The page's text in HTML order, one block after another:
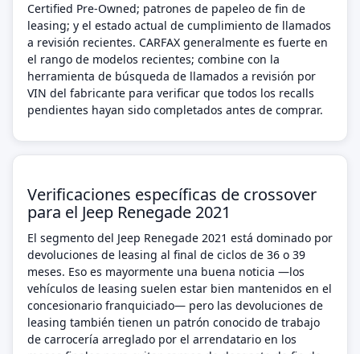
Certified Pre-Owned; patrones de papeleo de fin de
leasing; y el estado actual de cumplimiento de llamados
a revisión recientes. CARFAX generalmente es fuerte en
el rango de modelos recientes; combine con la
herramienta de búsqueda de llamados a revisión por
VIN del fabricante para verificar que todos los recalls
pendientes hayan sido completados antes de comprar.
Verificaciones específicas de crossover
para el Jeep Renegade 2021
El segmento del Jeep Renegade 2021 está dominado por
devoluciones de leasing al final de ciclos de 36 o 39
meses. Eso es mayormente una buena noticia —los
vehículos de leasing suelen estar bien mantenidos en el
concesionario franquiciado— pero las devoluciones de
leasing también tienen un patrón conocido de trabajo
de carrocería arreglado por el arrendatario en los